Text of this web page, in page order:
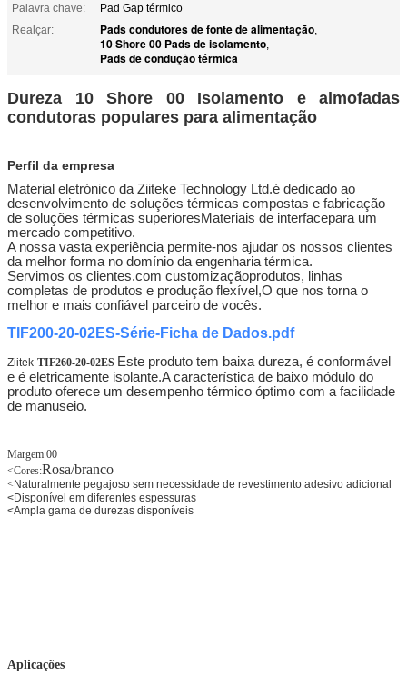
Palavra chave:
Pad Gap térmico
Realçar:
Pads condutores de fonte de alimentação,
10 Shore 00 Pads de isolamento,
Pads de condução térmica
Dureza
10 Shore 00 Isolamento e almofadas
condutoras populares para alimentação
Perfil da empresa
Material eletrónico da Ziiteke Technology Ltd.é dedicado ao
desenvolvimento de soluções térmicas compostas e fabricação
de soluções térmicas superioresMateriais de interfacepara um
mercado competitivo.
A nossa vasta experiência permite-nos ajudar os nossos clientes
da melhor forma no domínio da engenharia térmica.
Servimos os clientes.com customizaçãoprodutos, linhas
completas de produtos e produção flexível,O que nos torna o
melhor e mais confiável parceiro de vocês.
TIF200-20-02ES-Série-Ficha de Dados.pdf
Ziitek TIF260-20-02ES Este produto tem baixa dureza, é conformável
e é eletricamente isolante.A característica de baixo módulo do
produto oferece um desempenho térmico óptimo com a facilidade
de manuseio.
Margem 00
<Cores:Rosa/branco
<Naturalmente pegajoso sem necessidade de revestimento adesivo adicional
<Disponível em diferentes espessuras
<Ampla gama de durezas disponíveis
Aplicações